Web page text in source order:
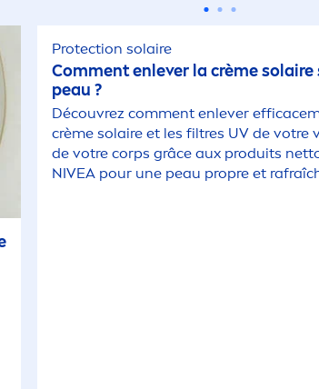
Protection solaire
Comment enlever la crème solaire
peau ?
Découvrez comment enlever efficace
crème solaire et les filtres UV de votre
de votre corps grâce aux produits
NIVEA pour une peau propre et